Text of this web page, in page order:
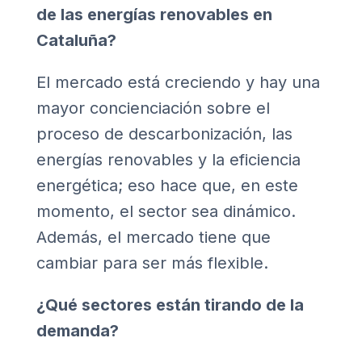
de las energías renovables en
Cataluña?
El mercado está creciendo y hay una
mayor concienciación sobre el
proceso de descarbonización, las
energías renovables y la eficiencia
energética; eso hace que, en este
momento, el sector sea dinámico.
Además, el mercado tiene que
cambiar para ser más flexible.
¿Qué sectores están tirando de la
demanda?